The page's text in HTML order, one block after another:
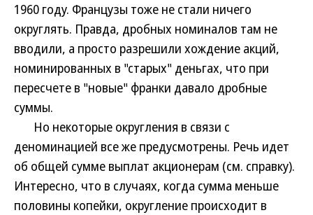
1960 году. Французы тоже не стали ничего
округлять. Правда, дробных номиналов там не
вводили, а просто разрешили хождение акций,
номинированных в "старых" деньгах, что при
пересчете в "новые" франки давало дробные
суммы.
Но некоторые округления в связи с
деноминацией все же предусмотрены. Речь идет
об общей сумме выплат акционерам (см. справку).
Интересно, что в случаях, когда сумма меньше
половины копейки, округление происходит в